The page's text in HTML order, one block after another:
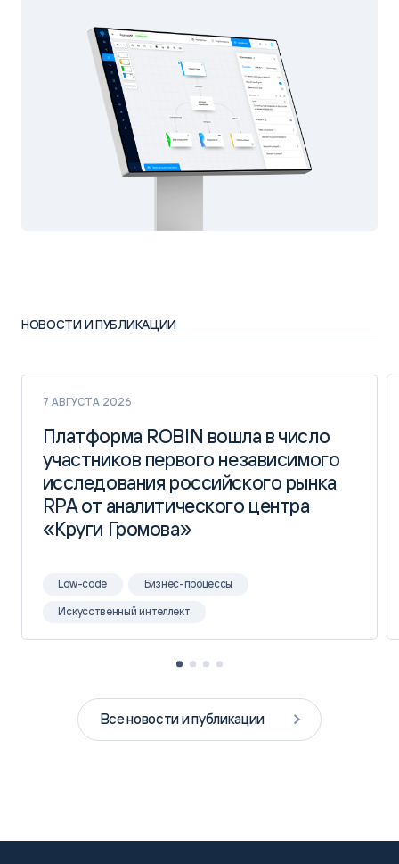
НОВОСТИ И ПУБЛИКАЦИИ
7 АВГУСТА 2026
Платформа ROBIN вошла в число
участников первого независимого
исследования российского рынка
RPA от аналитического центра
«Круги Громова»
Платформа ROBIN вошла в число
участников первого независимого
исследования российского рынка
RPA от аналитического центра
«Круги Громова»
Low-code Бизнес-процессы
Искусственный интеллект
Все новости и публикации